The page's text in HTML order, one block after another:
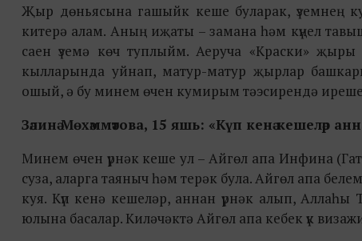
Җыр дөньясына гашыйк кеше буларак,
китерә алам. Аның иҗаты – замана һәм күңел
саен үземә көч туплыйм. Аеруча «Краски»
кылларында уйнап, матур-матур җырлар
ошый, ә бу минем өчен кумирым тәэсирендә
Зәлинә Мөхәммәтова, 15 яшь: «Күп кенә кешеләр
Минем өчен үрнәк кеше ул – Айгөл апа Инфина
суза, аларга таяныч һәм терәк була. Айгөл апа
куя. Күп кенә кешеләр, аннан үрнәк алып,
юлына басалар. Киләчәктә Айгөл апа кебек үк